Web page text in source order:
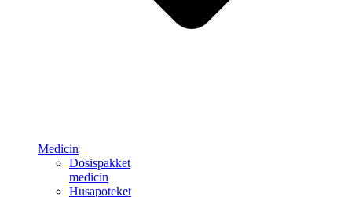
Medicin
Dosispakket
medicin
Husapoteket